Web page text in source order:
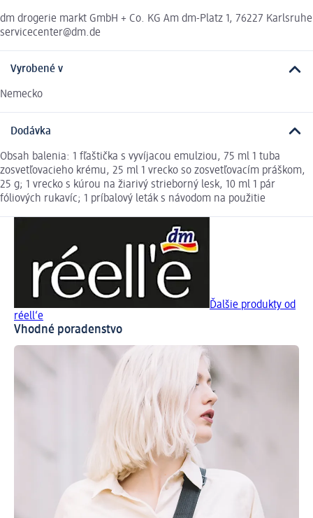
dm drogerie markt GmbH + Co. KG Am dm-Platz 1, 76227 Karlsruhe
servicecenter@dm.de
Vyrobené v
Nemecko
Dodávka
Obsah balenia: 1 fľaštička s vyvíjacou emulziou, 75 ml 1 tuba
zosvetľovacieho krému, 25 ml 1 vrecko so zosvetľovacím práškom,
25 g; 1 vrecko s kúrou na žiarivý strieborný lesk, 10 ml 1 pár
fóliových rukavíc; 1 príbalový leták s návodom na použitie
Ďalšie produkty od
réell‘e
Vhodné poradenstvo